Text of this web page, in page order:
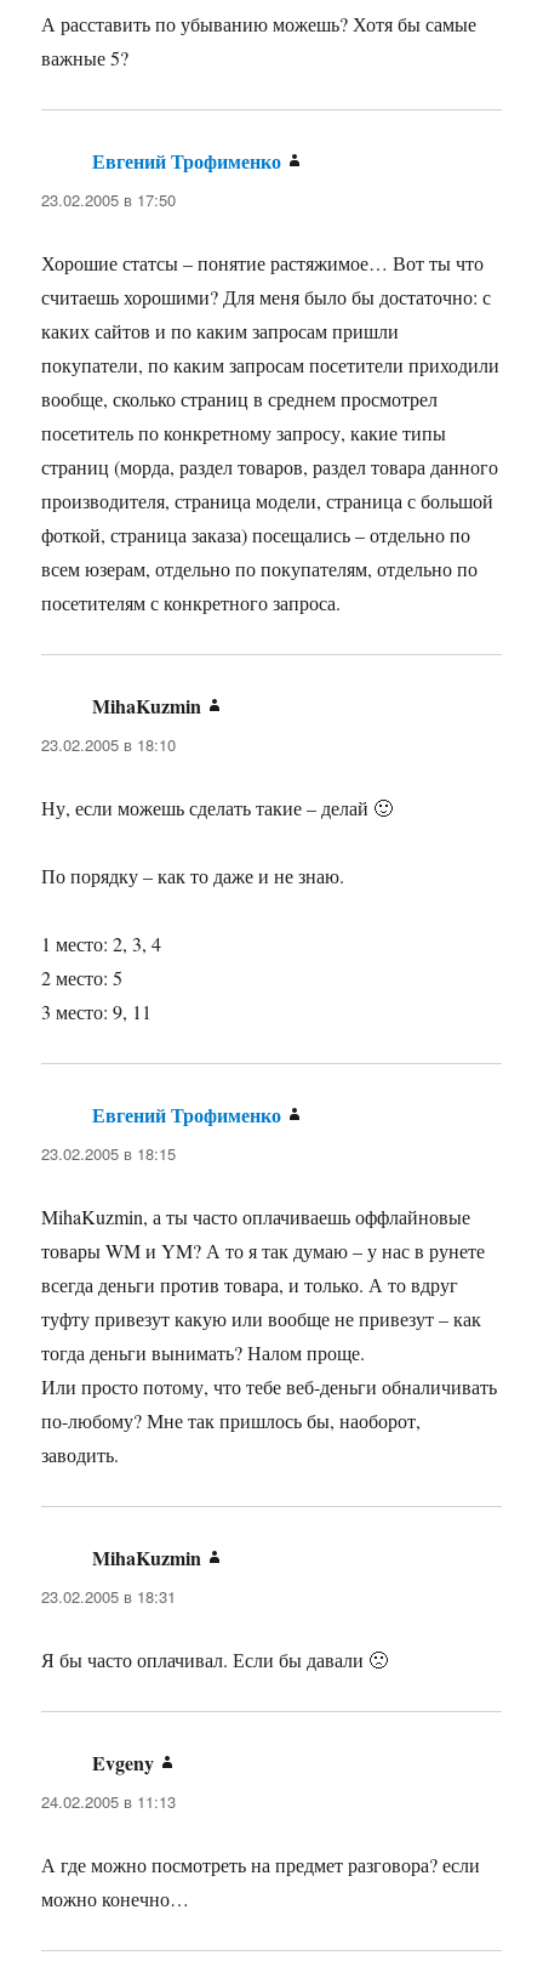
А расставить по убыванию можешь? Хотя бы самые
важные 5?
Евгений Трофименко
23.02.2005 в 17:50
Хорошие статсы – понятие растяжимое… Вот ты что
считаешь хорошими? Для меня было бы достаточно: с
каких сайтов и по каким запросам пришли
покупатели, по каким запросам посетители приходили
вообще, сколько страниц в среднем просмотрел
посетитель по конкретному запросу, какие типы
страниц (морда, раздел товаров, раздел товара данного
производителя, страница модели, страница с большой
фоткой, страница заказа) посещались – отдельно по
всем юзерам, отдельно по покупателям, отдельно по
посетителям с конкретного запроса.
MihaKuzmin
23.02.2005 в 18:10
Ну, если можешь сделать такие – делай 🙂
По порядку – как то даже и не знаю.
1 место: 2, 3, 4
2 место: 5
3 место: 9, 11
Евгений Трофименко
23.02.2005 в 18:15
MihaKuzmin, а ты часто оплачиваешь оффлайновые
товары WM и YM? А то я так думаю – у нас в рунете
всегда деньги против товара, и только. А то вдруг
туфту привезут какую или вообще не привезут – как
тогда деньги вынимать? Налом проще.
Или просто потому, что тебе веб-деньги обналичивать
по-любому? Мне так пришлось бы, наоборот,
заводить.
MihaKuzmin
23.02.2005 в 18:31
Я бы часто оплачивал. Если бы давали 🙁
Evgeny
24.02.2005 в 11:13
А где можно посмотреть на предмет разговора? если
можно конечно…